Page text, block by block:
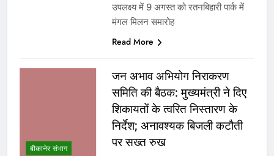
उपलक्ष्य में 9 अगस्त को रतनबिहारी पार्क में
मंगल मिलन समारोह
Read More
बीकानेर संभाग
जन अभाव अभियोग निराकरण
समिति की बैठक: मुख्यमंत्री ने दिए
शिकायतों के त्वरित निस्तारण के
निर्देश; अनावश्यक बिजली कटौती
पर सख्त रुख